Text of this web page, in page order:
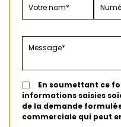
En soumettant ce
informations saisies
de la demande
commerciale qui peut